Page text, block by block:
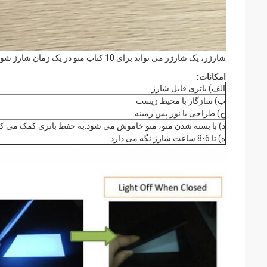
شارژر، یک شارژر می تواند برای 10 کتاب منو در یک زمان شارژ شود.
امکانات:
الف) باتری قابل شارژ
ب) سازگار با محیط زیست
ج) طراحی با نور پس زمینه
د) با بسته شدن منو، منو خاموش می شود.به حفظ باتری کمک می
ه) تا 6-8 ساعت شارژ نگه می دارد.